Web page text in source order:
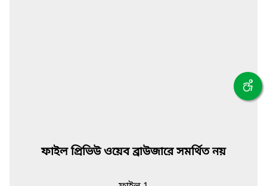
ফাইল প্রিভিউ ওয়েব ব্রাউজারে সমর্থিত নয়